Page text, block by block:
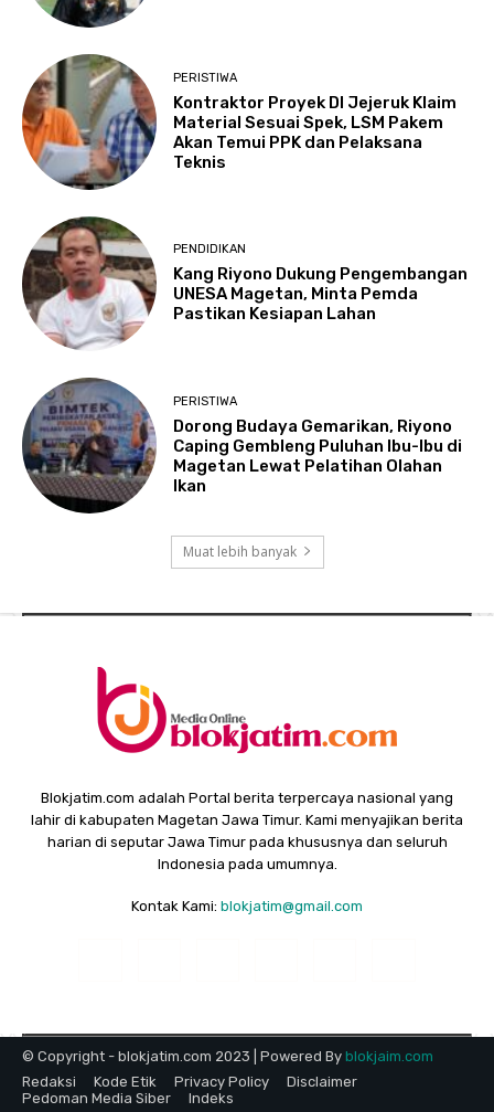
PERISTIWA
Kontraktor Proyek DI Jejeruk Klaim
Material Sesuai Spek, LSM Pakem
Akan Temui PPK dan Pelaksana
Teknis
PENDIDIKAN
Kang Riyono Dukung Pengembangan
UNESA Magetan, Minta Pemda
Pastikan Kesiapan Lahan
PERISTIWA
Dorong Budaya Gemarikan, Riyono
Caping Gembleng Puluhan Ibu-Ibu di
Magetan Lewat Pelatihan Olahan
Ikan
Muat lebih banyak
Blokjatim.com adalah Portal berita terpercaya nasional yang
lahir di kabupaten Magetan Jawa Timur. Kami menyajikan berita
harian di seputar Jawa Timur pada khususnya dan seluruh
Indonesia pada umumnya.
Kontak Kami: blokjatim@gmail.com
© Copyright - blokjatim.com 2023 | Powered By blokjaim.com
Redaksi
Kode Etik Privacy Policy
Disclaimer
Pedoman Media Siber
Indeks